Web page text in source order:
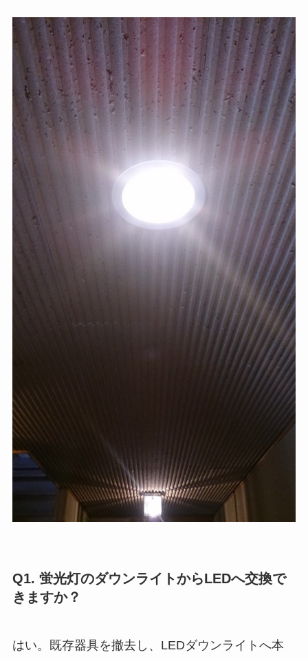
Q1. 蛍光灯のダウンライトからLEDへ交換で
きますか？
はい。既存器具を撤去し、LEDダウンライトへ本